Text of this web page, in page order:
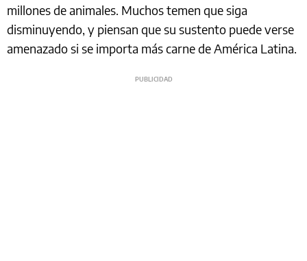
millones de animales. Muchos temen que siga
disminuyendo, y piensan que su sustento puede verse
amenazado si se importa más carne de América Latina.